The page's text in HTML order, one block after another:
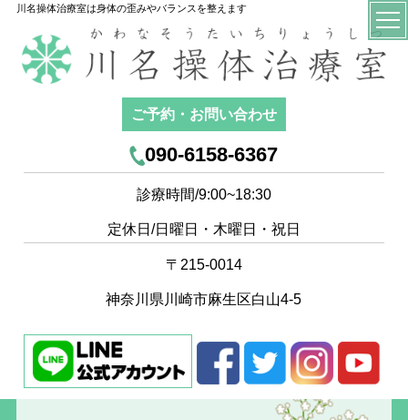
川名操体治療室は身体の歪みやバランスを整えます
ご予約・お問い合わせ
090-6158-6367
診療時間/9:00~18:30
定休日/日曜日・木曜日・祝日
〒215-0014
神奈川県川崎市麻生区白山4-5